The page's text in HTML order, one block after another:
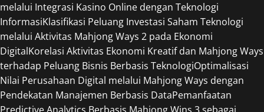
melalui Integrasi Kasino Online dengan Teknologi
InformasiKlasifikasi Peluang Investasi Saham Teknologi
melalui Aktivitas Mahjong Ways 2 pada Ekonomi
DigitalKorelasi Aktivitas Ekonomi Kreatif dan Mahjong Ways
terhadap Peluang Bisnis Berbasis TeknologiOptimalisasi
Nilai Perusahaan Digital melalui Mahjong Ways dengan
Pendekatan Manajemen Berbasis DataPemanfaatan